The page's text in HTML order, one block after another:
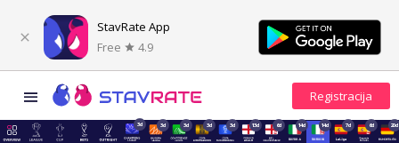
StavRate App
Free
4.9
3d 3d 3d 3d 3d 13d 6d 14d 14d 7d 6d 20d